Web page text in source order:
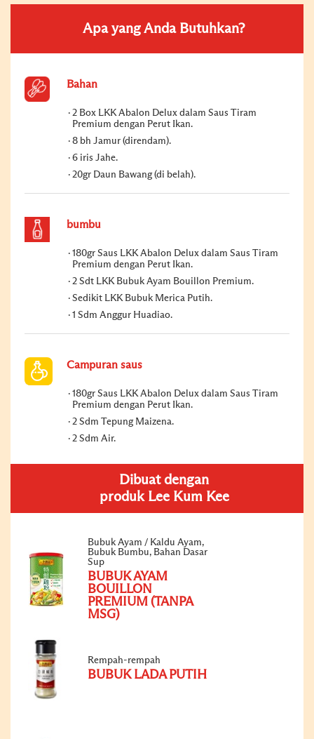
Apa yang Anda Butuhkan?
Bahan
2 Box LKK Abalon Delux dalam Saus Tiram
Premium dengan Perut Ikan.
8 bh Jamur (direndam).
6 iris Jahe.
20gr Daun Bawang (di belah).
bumbu
180gr Saus LKK Abalon Delux dalam Saus Tiram
Premium dengan Perut Ikan.
2 Sdt LKK Bubuk Ayam Bouillon Premium.
Sedikit LKK Bubuk Merica Putih.
1 Sdm Anggur Huadiao.
Campuran saus
180gr Saus LKK Abalon Delux dalam Saus Tiram
Premium dengan Perut Ikan.
2 Sdm Tepung Maizena.
2 Sdm Air.
Dibuat dengan
produk Lee Kum Kee
Bubuk Ayam / Kaldu Ayam,
Bubuk Bumbu, Bahan Dasar
Sup
BUBUK AYAM
BOUILLON
PREMIUM (TANPA
MSG)
Rempah-rempah
BUBUK LADA PUTIH